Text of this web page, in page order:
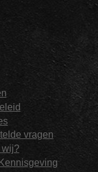
vragen
wij?